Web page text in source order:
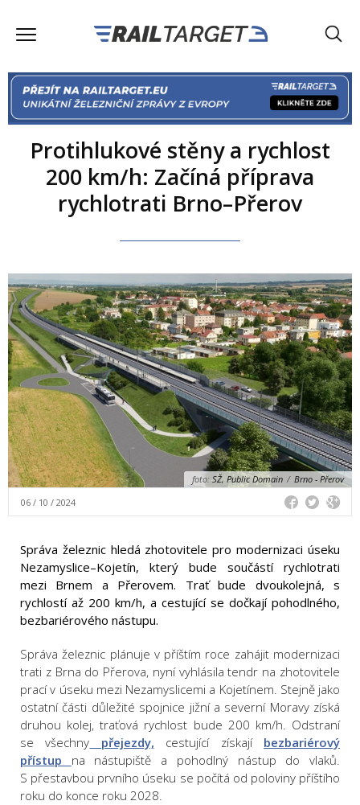
Protihlukové stěny a rychlost
200 km/h: Začíná příprava
rychlotrati Brno–Přerov
foto: SŽ, Public Domain / Brno - Přerov
06 / 10 / 2024
Správa železnic hledá zhotovitele pro modernizaci úseku
Nezamyslice–Kojetín, který bude součástí rychlotrati
mezi Brnem a Přerovem. Trať bude dvoukolejná, s
rychlostí až 200 km/h, a cestující se dočkají pohodlného,
bezbariérového nástupu.
Správa železnic plánuje v příštím roce zahájit modernizaci
trati z Brna do Přerova, nyní vyhlásila tendr na zhotovitele
prací v úseku mezi Nezamyslicemi a Kojetínem. Stejně jako
ostatní části důležité spojnice jižní a severní Moravy získá
druhou kolej, traťová rychlost bude 200 km/h. Odstraní
se všechny přejezdy, cestující získají bezbariérový
přístup na nástupiště a pohodlný nástup do vlaků.
S přestavbou prvního úseku se počítá od poloviny příštího
roku do konce roku 2028.